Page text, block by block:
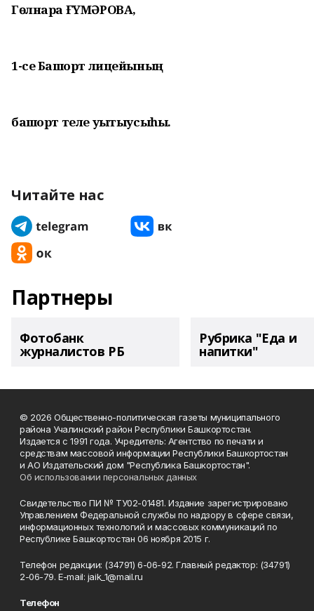
Гөлнара ҒҮМӘРОВА,
1-се Башҡорт лицейының
башҡорт теле уҡытыусыһы.
Читайте нас
Партнеры
Фотобанк
журналистов РБ
Рубрика "Еда и
напитки"
© 2026 Общественно-политическая газеты муниципального
района Учалинский район Республики Башкортостан.
Издается с 1991 года. Учредитель: Агентство по печати и
средствам массовой информации Республики Башкортостан
и АО Издательский дом "Республика Башкортостан".
Об использовании персональных данных
Свидетельство ПИ № ТУ02-01481. Издание зарегистрировано
Управлением Федеральной службы по надзору в сфере связи,
информационных технологий и массовых коммуникаций по
Республике Башкортостан 06 ноября 2015 г.
Телефон редакции: (34791) 6-06-92. Главный редактор: (34791)
2-06-79. Е-mаil: jaik_1@mail.ru
Телефон